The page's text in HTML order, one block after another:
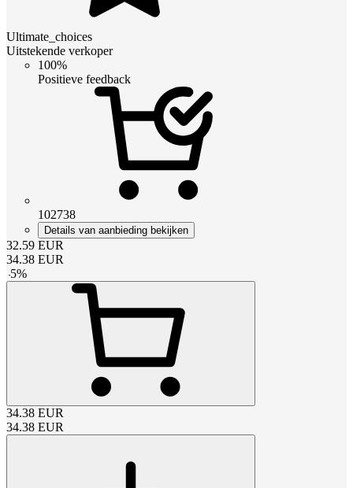
Ultimate_choices
Uitstekende verkoper
100%
Positieve feedback
102738
Details van aanbieding bekijken
32.59 EUR
34.38 EUR
-5%
34.38 EUR
34.38 EUR